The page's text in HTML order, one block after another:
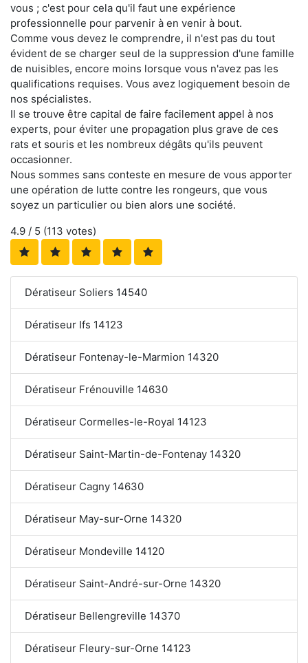
vous ; c'est pour cela qu'il faut une expérience
professionnelle pour parvenir à en venir à bout.
Comme vous devez le comprendre, il n'est pas du tout
évident de se charger seul de la suppression d'une famille
de nuisibles, encore moins lorsque vous n'avez pas les
qualifications requises. Vous avez logiquement besoin de
nos spécialistes.
Il se trouve être capital de faire facilement appel à nos
experts, pour éviter une propagation plus grave de ces
rats et souris et les nombreux dégâts qu'ils peuvent
occasionner.
Nous sommes sans conteste en mesure de vous apporter
une opération de lutte contre les rongeurs, que vous
soyez un particulier ou bien alors une société.
4.9 / 5 (113 votes)
Dératiseur Soliers 14540
Dératiseur Ifs 14123
Dératiseur Fontenay-le-Marmion 14320
Dératiseur Frénouville 14630
Dératiseur Cormelles-le-Royal 14123
Dératiseur Saint-Martin-de-Fontenay 14320
Dératiseur Cagny 14630
Dératiseur May-sur-Orne 14320
Dératiseur Mondeville 14120
Dératiseur Saint-André-sur-Orne 14320
Dératiseur Bellengreville 14370
Dératiseur Fleury-sur-Orne 14123